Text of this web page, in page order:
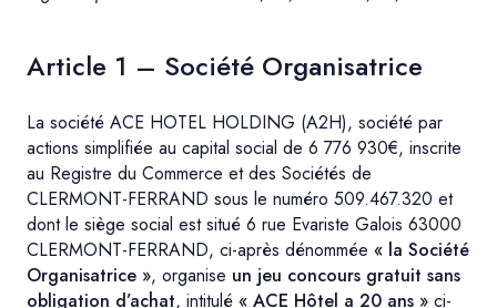
Article 1 – Société Organisatrice
La société ACE HOTEL HOLDING (A2H), société par
actions simplifiée au capital social de 6 776 930€, inscrite
au Registre du Commerce et des Sociétés de
CLERMONT-FERRAND sous le numéro 509.467.320 et
dont le siège social est situé 6 rue Evariste Galois 63000
CLERMONT-FERRAND, ci-après dénommée « la Société
Organisatrice », organise un jeu concours gratuit sans
obligation d’achat, intitulé « ACE Hôtel a 20 ans » ci-